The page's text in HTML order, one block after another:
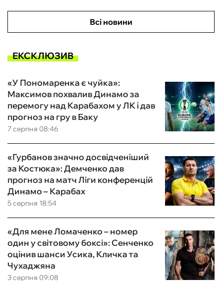
Всі новини
ЕКСКЛЮЗИВ
7 серпня 08:46
«У Пономаренка є чуйка»:
Максимов похвалив Динамо за
перемогу над Карабахом у ЛК і дав
прогноз на гру в Баку
5 серпня 18:54
«Гурбанов значно досвідченіший
за Костюка»: Демченко дав
прогноз на матч Ліги конференцій
Динамо – Карабах
3 серпня 09:08
«Для мене Ломаченко – номер
один у світовому боксі»: Сенченко
оцінив шанси Усика, Кличка та
Чухаджяна